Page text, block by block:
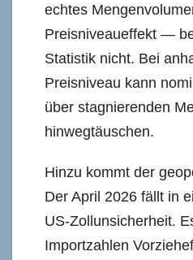
echtes
Preisniveaueffekt —
Statistik nicht. Bei
Preisniveau kann
über stagnierenden
hinwegtäuschen.
Hinzu kommt der
Der April 2026 fällt in
US-Zollunsicherheit.
Importzahlen